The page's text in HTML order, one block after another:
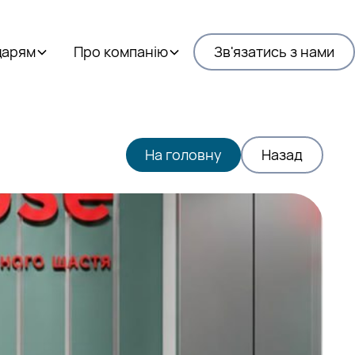
Про компанію Зв'язатись з нами
На головну Назад